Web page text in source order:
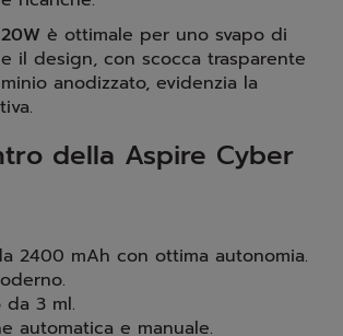
20W è ottimale per uno svapo di
il design, con scocca trasparente
anodizzato, evidenzia la
della Aspire Cyber
2400 mAh con ottima autonomia.
da 3 ml.
automatica e manuale.